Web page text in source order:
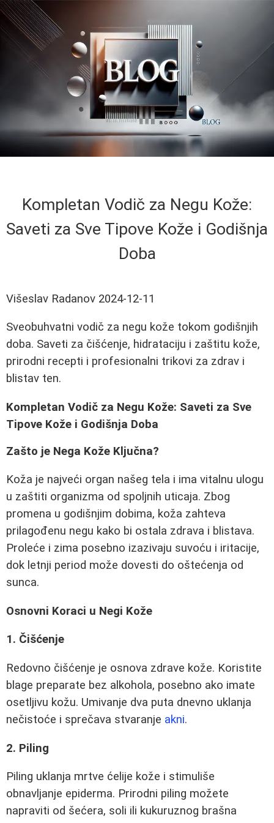
Kompletan Vodič za Negu Kože:
Saveti za Sve Tipove Kože i Godišnja
Doba
Višeslav Radanov 2024-12-11
Sveobuhvatni vodič za negu kože tokom godišnjih
doba. Saveti za čišćenje, hidrataciju i zaštitu kože,
prirodni recepti i profesionalni trikovi za zdrav i
blistav ten.
Kompletan Vodič za Negu Kože: Saveti za Sve
Tipove Kože i Godišnja Doba
Zašto je Nega Kože Ključna?
Koža je najveći organ našeg tela i ima vitalnu ulogu
u zaštiti organizma od spoljnih uticaja. Zbog
promena u godišnjim dobima, koža zahteva
prilagođenu negu kako bi ostala zdrava i blistava.
Proleće i zima posebno izazivaju suvoću i iritacije,
dok letnji period može dovesti do oštećenja od
sunca.
Osnovni Koraci u Negi Kože
1. Čišćenje
Redovno čišćenje je osnova zdrave kože. Koristite
blage preparate bez alkohola, posebno ako imate
osetljivu kožu. Umivanje dva puta dnevno uklanja
nečistoće i sprečava stvaranje akni.
2. Piling
Piling uklanja mrtve ćelije kože i stimuliše
obnavljanje epiderma. Prirodni piling možete
napraviti od šećera, soli ili kukuruznog brašna